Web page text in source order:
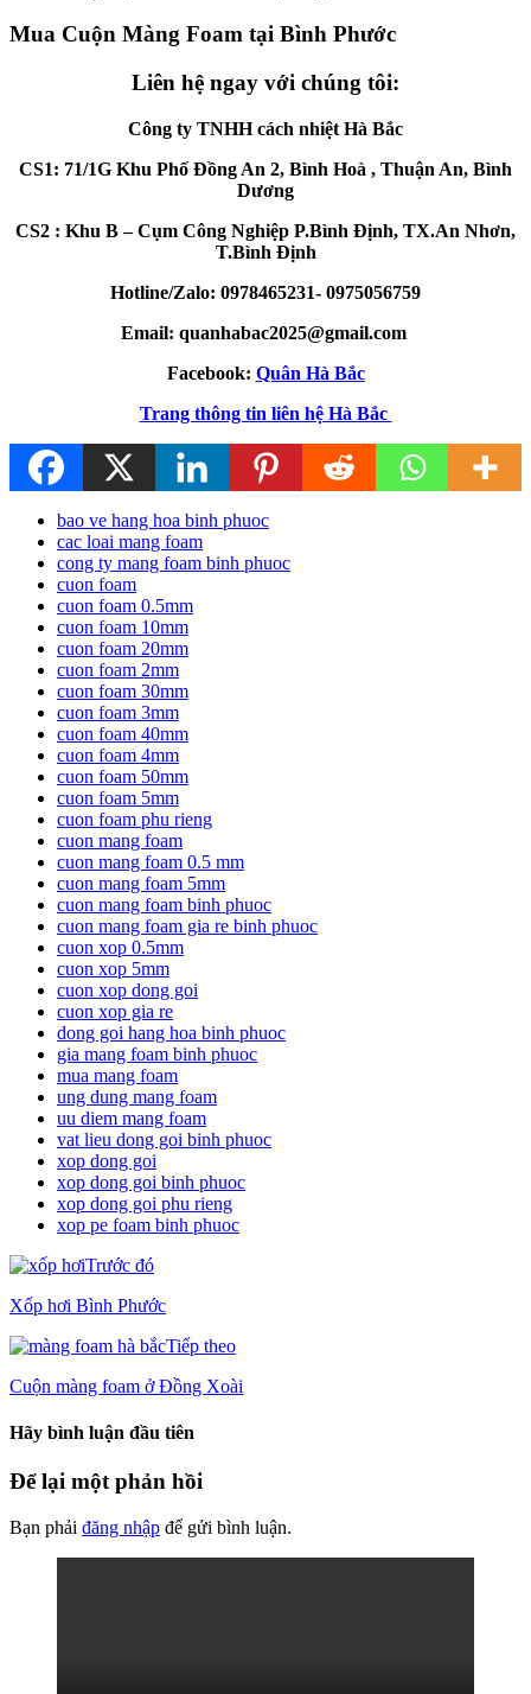
Mua Cuộn Màng Foam tại Bình Phước
Liên hệ ngay với chúng tôi:
Công ty TNHH cách nhiệt Hà Bắc
CS1: 71/1G Khu Phố Đồng An 2, Bình Hoà , Thuận An, Bình
Dương
CS2 : Khu B – Cụm Công Nghiệp P.Bình Định, TX.An Nhơn,
T.Bình Định
Hotline/Zalo: 0978465231- 0975056759
Email: quanhabac2025@gmail.com
Facebook: Quân Hà Bắc
Trang thông tin liên hệ Hà Bắc
bao ve hang hoa binh phuoc
cac loai mang foam
cong ty mang foam binh phuoc
cuon foam
cuon foam 0.5mm
cuon foam 10mm
cuon foam 20mm
cuon foam 2mm
cuon foam 30mm
cuon foam 3mm
cuon foam 40mm
cuon foam 4mm
cuon foam 50mm
cuon foam 5mm
cuon foam phu rieng
cuon mang foam
cuon mang foam 0.5 mm
cuon mang foam 5mm
cuon mang foam binh phuoc
cuon mang foam gia re binh phuoc
cuon xop 0.5mm
cuon xop 5mm
cuon xop dong goi
cuon xop gia re
dong goi hang hoa binh phuoc
gia mang foam binh phuoc
mua mang foam
ung dung mang foam
uu diem mang foam
vat lieu dong goi binh phuoc
xop dong goi
xop dong goi binh phuoc
xop dong goi phu rieng
xop pe foam binh phuoc
Trước đó
Xốp hơi Bình Phước
Tiếp theo
Cuộn màng foam ở Đồng Xoài
Hãy bình luận đầu tiên
Để lại một phản hồi
Bạn phải đăng nhập để gửi bình luận.